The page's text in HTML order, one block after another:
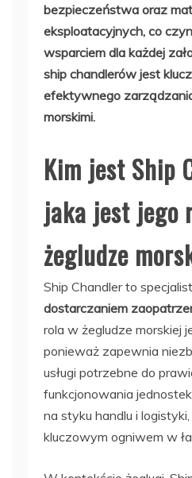
bezpieczeństwa oraz
eksploatacyjnych, co
wsparciem dla każdej
ship chandlerów jest
efektywnego
morskimi.
Kim jest Ship
jaka jest jego
żegludze
Ship Chandler to
dostarczaniem
rola w żegludze morskiej
ponieważ zapewnia
usługi potrzebne do
funkcjonowania
na styku handlu i
kluczowym ogniwem w